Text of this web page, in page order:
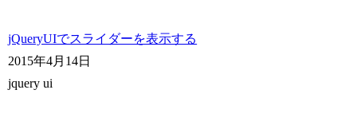
jQueryUIでスライダーを表示する
2015年4月14日
jquery ui